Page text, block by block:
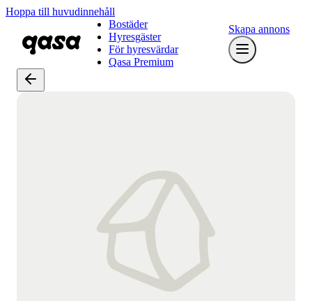
Hoppa till huvudinnehåll
Bostäder
Hyresgäster
För hyresvärdar
Qasa Premium
Skapa annons